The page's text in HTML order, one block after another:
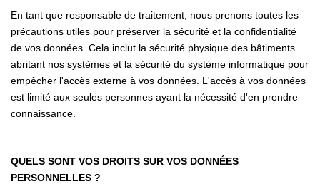
En tant que responsable de traitement, nous prenons toutes les
précautions utiles pour préserver la sécurité et la confidentialité
de vos données. Cela inclut la sécurité physique des bâtiments
abritant nos systèmes et la sécurité du système informatique pour
empêcher l'accès externe à vos données. L'accès à vos données
est limité aux seules personnes ayant la nécessité d'en prendre
connaissance.
QUELS SONT VOS DROITS SUR VOS DONNÉES
PERSONNELLES ?